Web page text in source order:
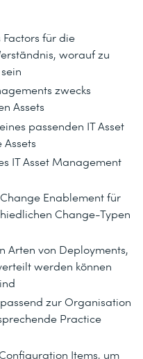
Factors für die
worauf zu
zwecks
Assets
passenden IT Asset
IT Asset Management
Enablement für
Change-Typen
Arten von Deployments,
werden können
zur Organisation
Practice
Items, um